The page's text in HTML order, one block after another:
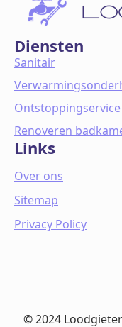
Diensten
Sanitair
Ontstoppingservice
Renoveren
Links
Over ons
Sitemap
Privacy Policy
© 2024